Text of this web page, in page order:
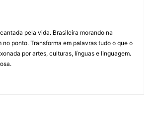
pela vida. Brasileira morando na
no ponto. Transforma em palavras tudo o que o
por artes, culturas, línguas e linguagem.